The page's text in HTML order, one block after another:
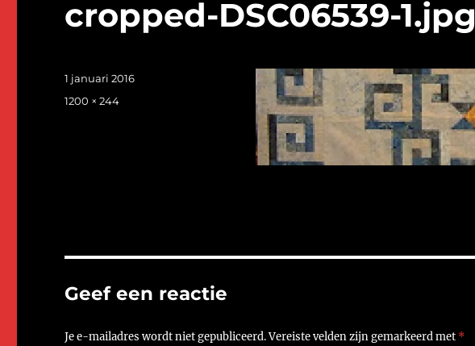
cropped-DSC06539-1.jpg
Geplaatst
op
1 januari 2016
Volledige
1200 × 244
Geef een reactie
Je e-mailadres wordt niet gepubliceerd.Vereiste velden zijn gemarkeerd met *